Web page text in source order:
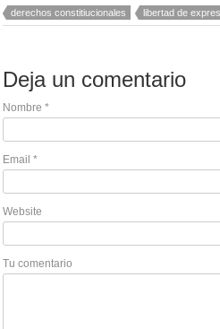
derechos constitiucionales
libertad de
Deja un comentario
Nombre *
Email *
Website
Tu comentario